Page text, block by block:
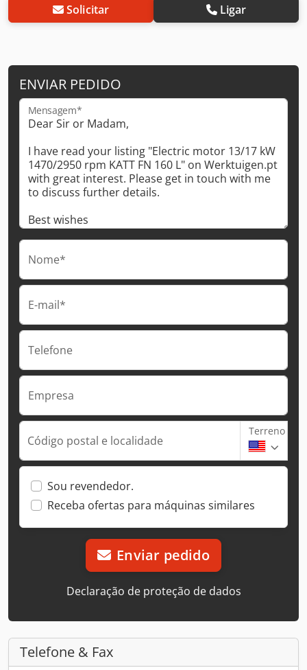
Solicitar Ligar
ENVIAR PEDIDO
Mensagem*
Nome*
E-mail*
Telefone
Empresa
Código postal e localidade
Terreno
Sou revendedor.
Receba ofertas para máquinas similares
Enviar pedido
Declaração de proteção de dados
Telefone & Fax